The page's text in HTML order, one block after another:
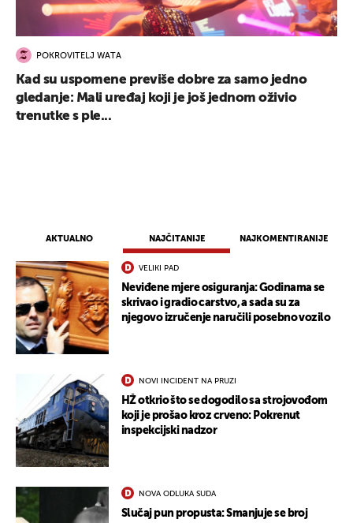
AKTUALNO NAJČITANIJE NAJKOMENTIRANIJE
VELIKI PAD
Neviđene mjere osiguranja: Godinama se
skrivao i gradio carstvo, a sada su za
njegovo izručenje naručili posebno vozilo
NOVI INCIDENT NA PRUZI
HŽ otkrio što se dogodilo sa strojovođom
koji je prošao kroz crveno: Pokrenut
inspekcijski nadzor
NOVA ODLUKA SUDA
Slučaj pun propusta: Smanjuje se broj
POKROVITELJ WATA
Kad su uspomene previše dobre za samo jedno
gledanje: Mali uređaj koji je još jednom oživio
trenutke s ple...